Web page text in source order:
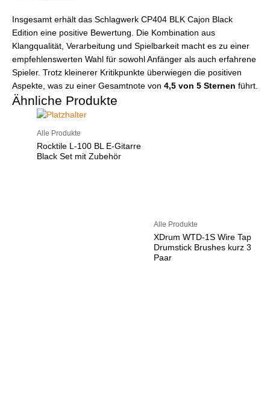
Insgesamt erhält das Schlagwerk CP404 BLK Cajon Black
Edition eine positive Bewertung. Die Kombination aus
Klangqualität, Verarbeitung und Spielbarkeit macht es zu einer
empfehlenswerten Wahl für sowohl Anfänger als auch erfahrene
Spieler. Trotz kleinerer Kritikpunkte überwiegen die positiven
Aspekte, was zu einer Gesamtnote von 4,5 von 5 Sternen führt.
Ähnliche Produkte
Alle Produkte
Rocktile L-100 BL E-Gitarre
Black Set mit Zubehör
Alle Produkte
XDrum WTD-1S Wire Tap
Drumstick Brushes kurz 3
Paar